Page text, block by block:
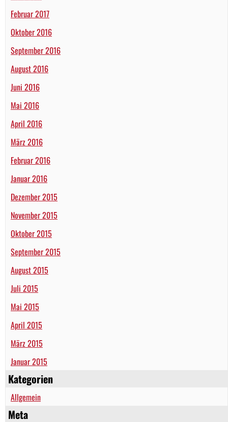
Februar 2017
Oktober 2016
September 2016
August 2016
Juni 2016
Mai 2016
April 2016
März 2016
Februar 2016
Januar 2016
Dezember 2015
November 2015
Oktober 2015
September 2015
August 2015
Juli 2015
Mai 2015
April 2015
März 2015
Januar 2015
Kategorien
Allgemein
Meta